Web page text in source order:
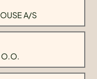
A/S
O.O.